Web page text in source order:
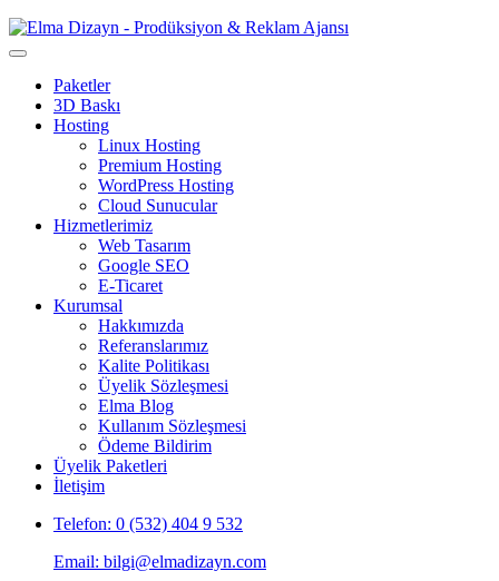
Paketler
3D Baskı
Hosting
Linux Hosting
Premium Hosting
WordPress Hosting
Cloud Sunucular
Hizmetlerimiz
Web Tasarım
Google SEO
E-Ticaret
Kurumsal
Hakkımızda
Referanslarımız
Kalite Politikası
Üyelik Sözleşmesi
Elma Blog
Kullanım Sözleşmesi
Ödeme Bildirim
Üyelik Paketleri
İletişim
Telefon: 0 (532) 404 9 532
Email: bilgi@elmadizayn.com